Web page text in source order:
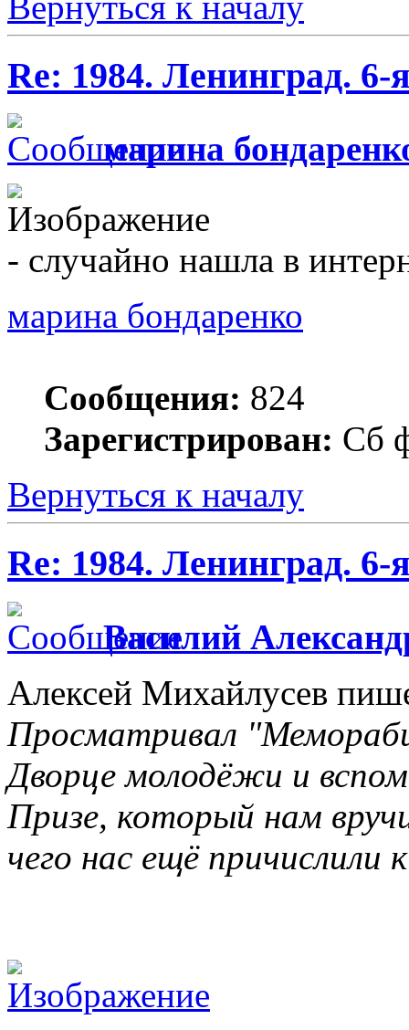
Re: 1984. Ленинград.
марина
- случайно нашла в
марина бондаренко
Сообщения: 824
Зарегистрирован: Сб
Вернуться к началу
Re: 1984. Ленинград.
Василий
Алексей Михайлусев
Просматривал
Дворце молодёжи и
Призе, который нам
чего нас ещё